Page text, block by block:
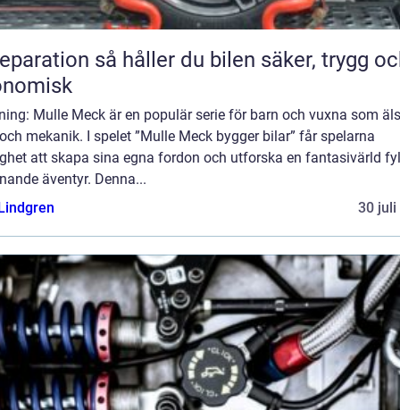
håller du bilen säker, trygg och
Mulle Meck är en populär serie för barn och vuxna som
mekanik. I spelet ”Mulle Meck bygger bilar” får spelarna
att skapa sina egna fordon och utforska en fantasivärld
äventyr. Denna...
30 juli